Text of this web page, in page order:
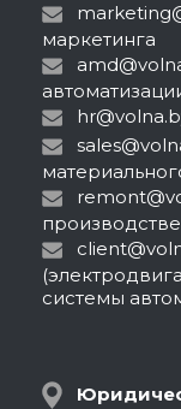
маркетинга
системы